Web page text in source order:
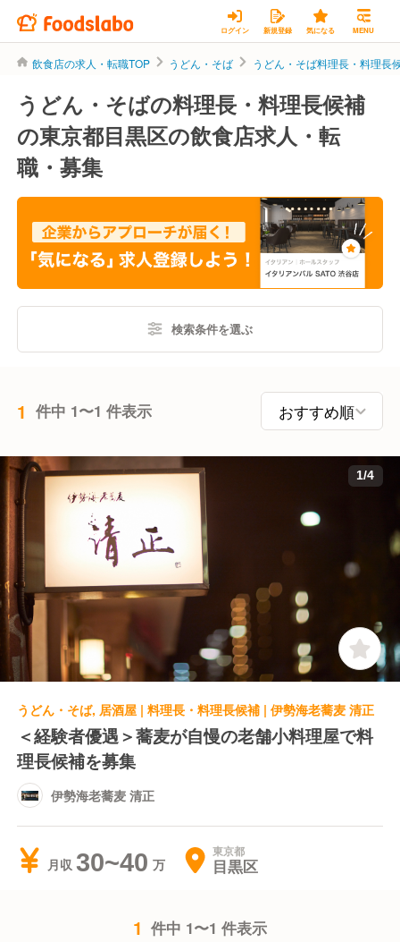
ログイン 新規登録 気になる MENU
飲食店の求人・転職TOP うどん・そば うどん・そば料理長・料理長
うどん・そばの料理長・料理長候補
の東京都目黒区の飲食店求人・転
職・募集
検索条件を選ぶ
1 件中 1〜1 件表示
1/4
うどん・そば, 居酒屋 | 料理長・料理長候補 | 伊勢海老蕎麦 清正
＜経験者優遇＞蕎麦が自慢の老舗小料理屋で料
理長候補を募集
伊勢海老蕎麦 清正
月収 30~40 東京都
目黒区
1 件中 1〜1 件表示